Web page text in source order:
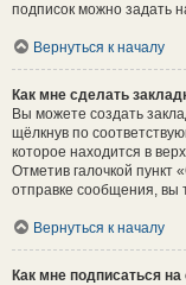
подписок можно задать
Вернуться к началу
Как мне сделать
Вы можете создать
щёлкнув по
которое находится в
Отметив галочкой пункт
отправке сообщения, вы
Вернуться к началу
Как мне подписаться